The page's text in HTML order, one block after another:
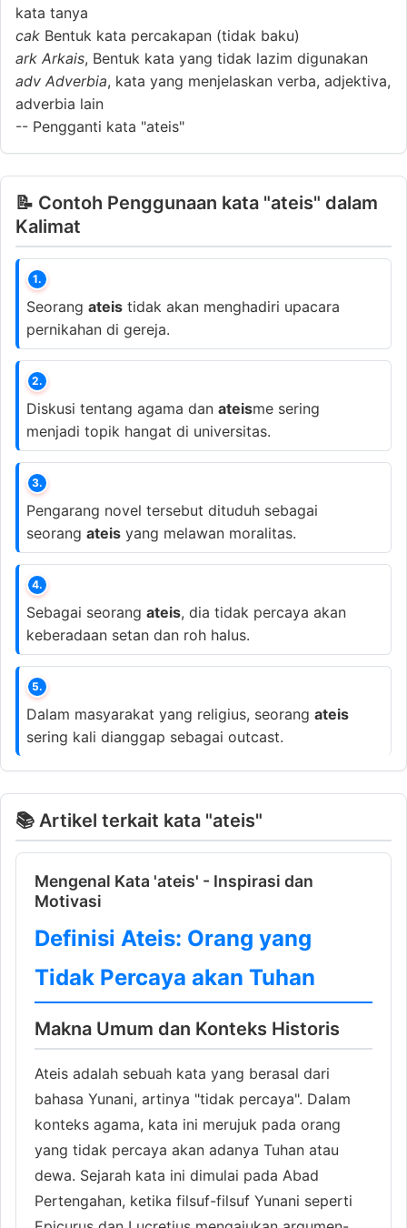
kata tanya
cak Bentuk kata percakapan (tidak baku)
ark Arkais, Bentuk kata yang tidak lazim digunakan
adv Adverbia, kata yang menjelaskan verba, adjektiva,
adverbia lain
-- Pengganti kata "ateis"
📝 Contoh Penggunaan kata "ateis" dalam
Kalimat
1.
Seorang ateis tidak akan menghadiri upacara
pernikahan di gereja.
2.
Diskusi tentang agama dan ateisme sering
menjadi topik hangat di universitas.
3.
Pengarang novel tersebut dituduh sebagai
seorang ateis yang melawan moralitas.
4.
Sebagai seorang ateis, dia tidak percaya akan
keberadaan setan dan roh halus.
5.
Dalam masyarakat yang religius, seorang ateis
sering kali dianggap sebagai outcast.
📚 Artikel terkait kata "ateis"
Mengenal Kata 'ateis' - Inspirasi dan
Motivasi
Definisi Ateis: Orang yang
Tidak Percaya akan Tuhan
Makna Umum dan Konteks Historis
Ateis adalah sebuah kata yang berasal dari
bahasa Yunani, artinya "tidak percaya". Dalam
konteks agama, kata ini merujuk pada orang
yang tidak percaya akan adanya Tuhan atau
dewa. Sejarah kata ini dimulai pada Abad
Pertengahan, ketika filsuf-filsuf Yunani seperti